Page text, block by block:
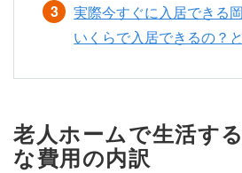
実際今すぐに入居できる
いくらで入居できるの？
老人ホームで生活す
な費用の内訳